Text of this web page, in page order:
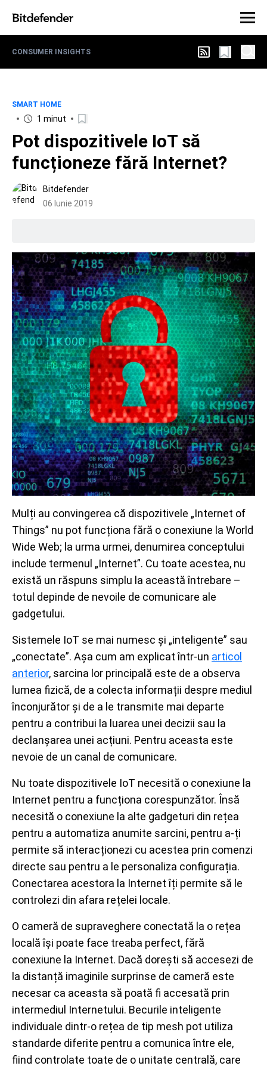
CONSUMER INSIGHTS
SMART HOME
1 minut
Pot dispozitivele IoT să
funcționeze fără Internet?
Bitdefender
06 Iunie 2019
Mulți au convingerea că dispozitivele „Internet of
Things” nu pot funcționa fără o conexiune la World
Wide Web; la urma urmei, denumirea conceptului
include termenul „Internet”. Cu toate acestea, nu
există un răspuns simplu la această întrebare –
totul depinde de nevoile de comunicare ale
gadgetului.
Sistemele IoT se mai numesc și „inteligente” sau
„conectate”. Așa cum am explicat într-un articol
anterior, sarcina lor principală este de a observa
lumea fizică, de a colecta informații despre mediul
înconjurător și de a le transmite mai departe
pentru a contribui la luarea unei decizii sau la
declanșarea unei acțiuni. Pentru aceasta este
nevoie de un canal de comunicare.
Nu toate dispozitivele IoT necesită o conexiune la
Internet pentru a funcționa corespunzător. Însă
necesită o conexiune la alte gadgeturi din rețea
pentru a automatiza anumite sarcini, pentru a-ți
permite să interacționezi cu acestea prin comenzi
directe sau pentru a le personaliza configurația.
Conectarea acestora la Internet îți permite să le
controlezi din afara rețelei locale.
O cameră de supraveghere conectată la o rețea
locală își poate face treaba perfect, fără
conexiune la Internet. Dacă dorești să accesezi de
la distanță imaginile surprinse de cameră este
necesar ca aceasta să poată fi accesată prin
intermediul Internetului. Becurile inteligente
individuale dintr-o rețea de tip mesh pot utiliza
standarde diferite pentru a comunica între ele,
fiind controlate toate de o unitate centrală, care